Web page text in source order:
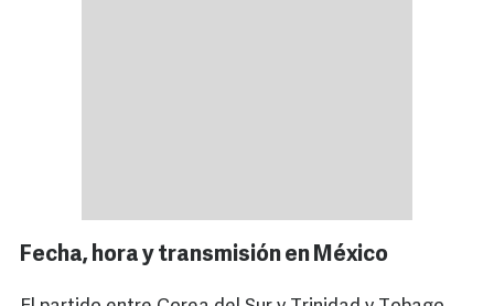
Fecha, hora y transmisión en México